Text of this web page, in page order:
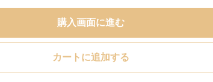
購入画面に進む
カートに追加する